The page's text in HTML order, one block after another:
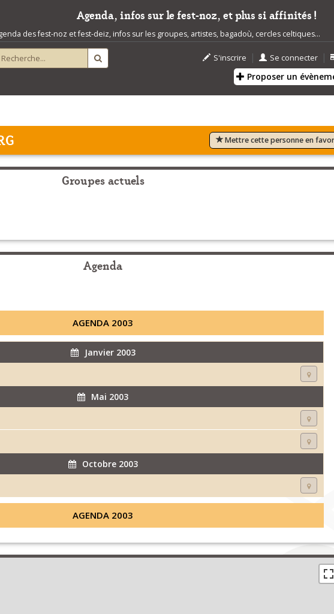
Agenda, infos sur le fest-noz, et plus si affinités !
des fest-noz et fest-deiz, infos sur les groupes, artistes, bagadoù, cercles celtiques...
S'inscrire | Se connecter |
Proposer un
Mettre cette personne en
Groupes actuels
Agenda
AGENDA 2003
Janvier 2003
Mai 2003
Octobre 2003
AGENDA 2003